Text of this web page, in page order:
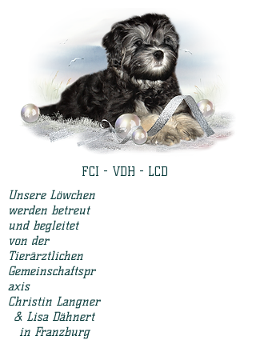
FCI - VDH - LCD
Unsere Löwchen
werden betreut
und begleitet
von der
Tierärztlichen
Gemeinschaftspr
axis
Christin Langner
& Lisa Dähnert
in Franzburg